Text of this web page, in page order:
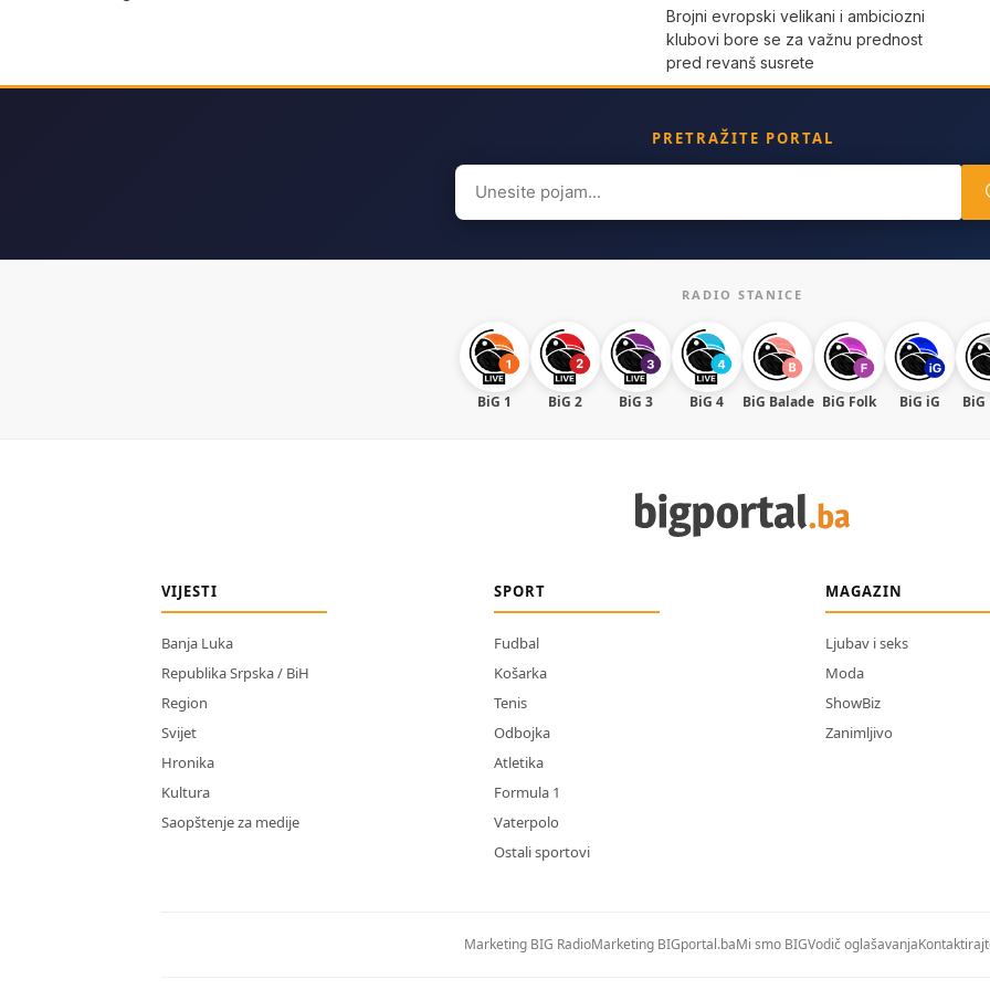
Brojni evropski velikani i ambiciozni
klubovi bore se za važnu prednost
pred revanš susrete
PRETRAŽITE PORTAL
Search
for:
RADIO STANICE
BiG 1 BiG 2 BiG 3 BiG 4 BiG Balade BiG Folk BiG iG BiG
VIJESTI
Banja Luka
Republika Srpska / BiH
Region
Svijet
Hronika
Kultura
Saopštenje za medije
SPORT
Fudbal
Košarka
Tenis
Odbojka
Atletika
Formula 1
Vaterpolo
Ostali sportovi
MAGAZIN
Ljubav i seks
Moda
ShowBiz
Zanimljivo
Marketing BIG RadioMarketing BIGportal.baMi smo BIGVodič oglašavanja